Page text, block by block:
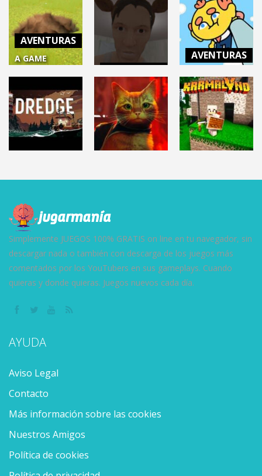
AVENTURAS
A GAME
HOLE
15.2K
AVENTURAS
SCHOOLBOY
RUNAWAY
30.4K
AVENTURAS
GOODNESS
YOU’RE HERE!
3.21K
5.89K
AVENTURAS
Simplemente JUEGOS 100% GRATIS on line en tu navegador, sin
descargar nada o también con descarga de los juegos más
comentados por los YouTubers en sus gameplays. Cuando
quieras y donde quieras. Juegos nuevos cada día.
AYUDA
Aviso Legal
Contacto
Más información sobre las cookies
Nuestros Amigos
Política de cookies